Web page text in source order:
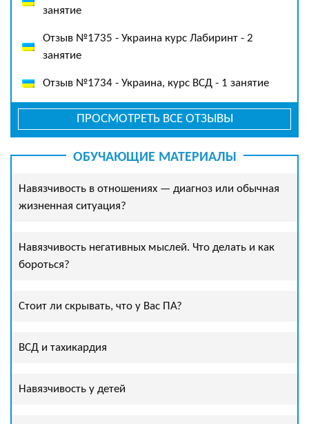
занятие
Отзыв №1735 - Украина курс Лабиринт - 2
занятие
Отзыв №1734 - Украина, курс ВСД - 1 занятие
ПРОСМОТРЕТЬ ВСЕ ОТЗЫВЫ
ОБУЧАЮЩИЕ МАТЕРИАЛЫ
Навязчивость в отношениях — диагноз или обычная
жизненная ситуация?
Навязчивость негативных мыслей. Что делать и как
бороться?
Стоит ли скрывать, что у Вас ПА?
ВСД и тахикардия
Навязчивость у детей